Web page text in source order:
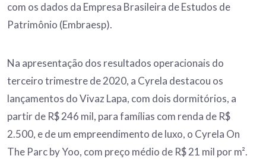
com os dados da Empresa Brasileira de Estudos de
Patrimônio (Embraesp).
Na apresentação dos resultados operacionais do
terceiro trimestre de 2020, a Cyrela destacou os
lançamentos do Vivaz Lapa, com dois dormitórios, a
partir de R$ 246 mil, para famílias com renda de R$
2.500, e de um empreendimento de luxo, o Cyrela On
The Parc by Yoo, com preço médio de R$ 21 mil por m².